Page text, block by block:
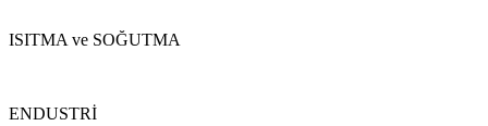
ISITMA ve SOĞUTMA
ENDUSTRİ